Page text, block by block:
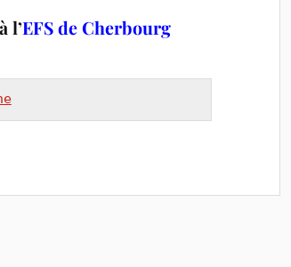
à l’EFS de Cherbourg